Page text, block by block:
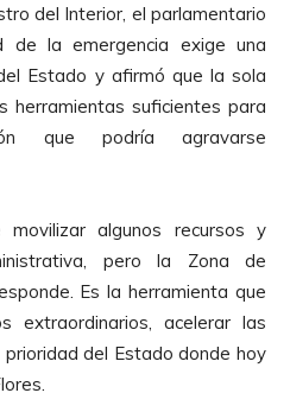
del Interior, el parlamentario
de la emergencia exige una
Estado y afirmó que la sola
herramientas suficientes para
que podría agravarse
algunos recursos y
pero la Zona de
Es la herramienta que
extraordinarios, acelerar las
del Estado donde hoy